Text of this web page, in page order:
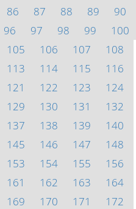
86 87 88 89
90
96 97 98 99
100
105 106 107
108
113 114 115
116
121 122 123
124
129 130 131
132
137 138 139
140
145 146 147
148
153 154 155
156
161 162 163
164
169 170 171
172